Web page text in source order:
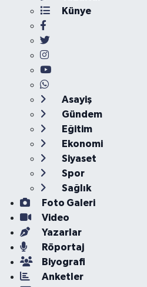
Künye
Asayiş
Gündem
Eğitim
Ekonomi
Siyaset
Spor
Sağlık
Foto Galeri
Video
Yazarlar
Röportaj
Biyografi
Anketler